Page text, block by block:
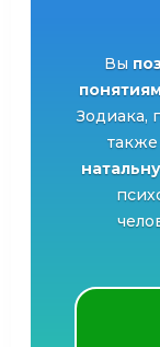
Вы
Зодиака,